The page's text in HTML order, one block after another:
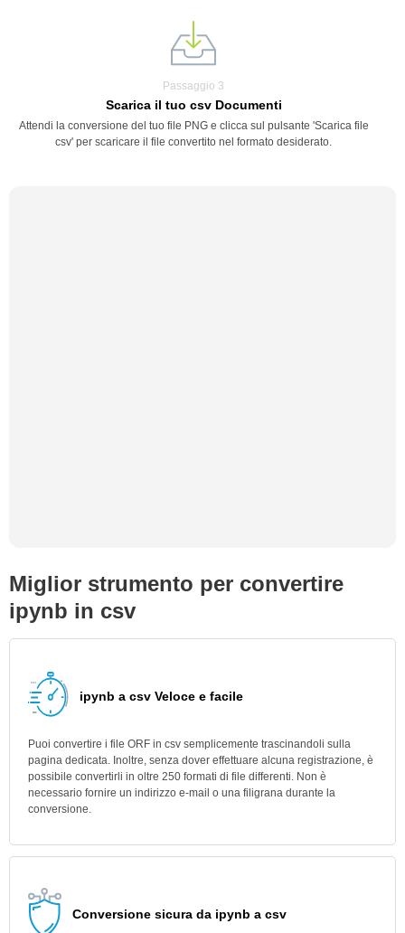
Passaggio 3
Scarica il tuo csv Documenti
Attendi la conversione del tuo file PNG e clicca sul pulsante 'Scarica file
csv' per scaricare il file convertito nel formato desiderato.
Miglior strumento per convertire
ipynb in csv
ipynb a csv Veloce e facile
Puoi convertire i file ORF in csv semplicemente trascinandoli sulla
pagina dedicata. Inoltre, senza dover effettuare alcuna registrazione, è
possibile convertirli in oltre 250 formati di file differenti. Non è
necessario fornire un indirizzo e-mail o una filigrana durante la
conversione.
Conversione sicura da ipynb a csv